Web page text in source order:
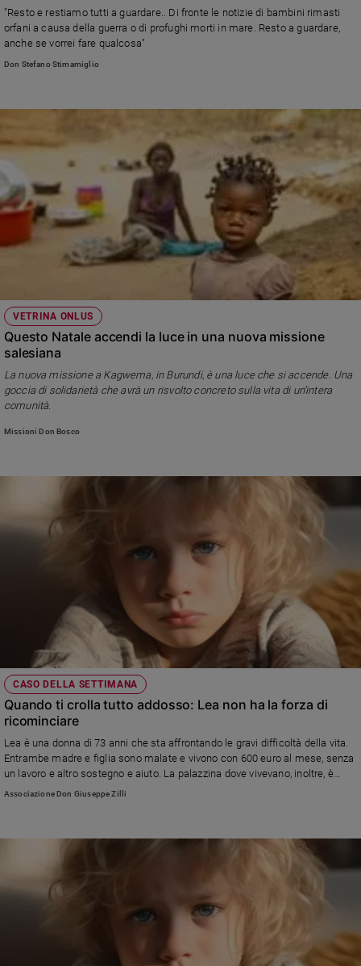
"Resto e restiamo tutti a guardare.. Di fronte le notizie di bambini rimasti
orfani a causa della guerra o di profughi morti in mare. Resto a guardare,
anche se vorrei fare qualcosa"
Don Stefano Stimamiglio
VETRINA ONLUS
Questo Natale accendi la luce in una nuova missione
salesiana
La nuova missione a Kagwema, in Burundi, è una luce che si accende. Una
goccia di solidarietà che avrà un risvolto concreto sulla vita di un’intera
comunità.
Missioni Don Bosco
CASO DELLA SETTIMANA
Quando ti crolla tutto addosso: Lea non ha la forza di
ricominciare
Lea è una donna di 73 anni che sta affrontando le gravi difficoltà della vita.
Entrambe madre e figlia sono malate e vivono con 600 euro al mese, senza
un lavoro e altro sostegno e aiuto. La palazzina dove vivevano, inoltre, è
stata demolita e non sanno dove altro andare.
Associazione Don Giuseppe Zilli